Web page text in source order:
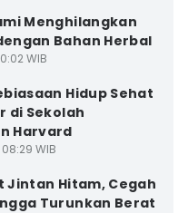
Menghilangkan
Bahan Herbal
WIB
Hidup Sehat
di Sekolah
Harvard
WIB
Jintan Hitam, Cegah
Turunkan Berat